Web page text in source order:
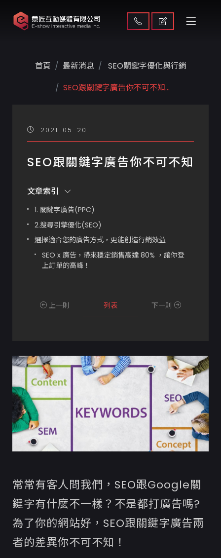
首頁 最新消息
SEO關鍵字優化與行銷
SEO跟關鍵字廣告你不可不知...
2021-05-20
SEO跟關鍵字廣告你不可不知
文章索引
1. 關鍵字廣告(PPC)
2.搜尋引擎優化(SEO)
選擇適合您的廣告方式，更能創造行銷效益
SEO x 廣告，帶來穩定銷售高達 80% ，讓你登
上訂單的高峰！
上一則 列表 下一則
常常有客人問我們，SEO跟Google關
鍵字有什麼不一樣？不是都打廣告嗎?
為了你的網站好，SEO跟關鍵字廣告兩
者的差異你不可不知！